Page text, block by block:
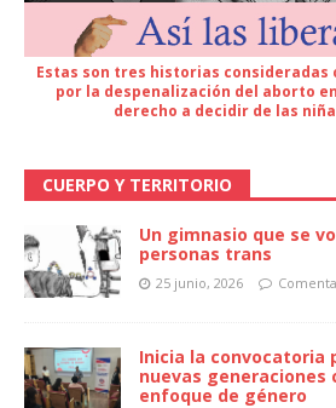
Estas son tres historias consideradas
por la despenalización del aborto
derecho a decidir de las
CUERPO Y TERRITORIO
Un gimnasio que se
personas trans
25 junio, 2026
Inicia la convocatoria
nuevas generaciones
enfoque de género